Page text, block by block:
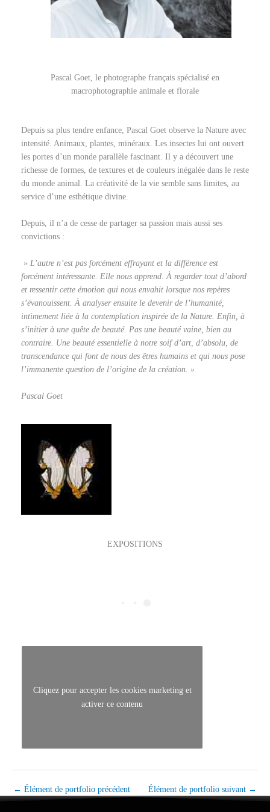
Pascal Goet , le photographe français spécialisé en
macrophotographie animale et florale
Depuis sa plus tendre enfance, Pascal Goet observe la Nature avec
intensité. Animaux, plantes, minéraux. Les insectes lui ont ouvert
les portes d’un monde parallèle fascinant. Il y a découvert une
richesse de formes, de textures et de couleurs inégalée dans le reste
du monde animal. La créativité de la vie semble sans limites, au
service d’une esthétique divine.
Depuis, il n’a de cesse de partager sa passion mais aussi ses
convictions :
» L’autre n’est pas forcément effrayant et la différence est
forcément intéressante. Elle nous apprend. À regarder tout d’abord
et ressentir cette émotion qui nous envahit lorsque nos repères
s’évanouissent. À analyser ensuite le devenir de l’humanité,
intimement liée à la contemplation inspirée de la Nature. Enfin, à
s’initier à une quête de beauté. Pas une beauté vaine, bien au
contraire. Une beauté essentielle à notre soif d’art, d’absolu, de
transcendance qui font de nous des êtres humains et qui nous pose
l’immanente question de l’origine de la création. »
Pascal Goet
EXPOSITIONS
Cliquez pour accepter les cookies marketing et
activer ce contenu
← Élément de portfolio précédent Élément de portfolio suivant →